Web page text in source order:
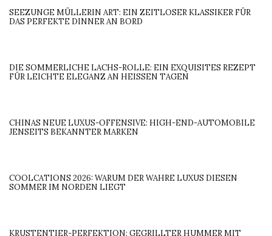
SEEZUNGE MÜLLERIN ART: EIN ZEITLOSER KLASSIKER FÜR
DAS PERFEKTE DINNER AN BORD
DIE SOMMERLICHE LACHS-ROLLE: EIN EXQUISITES REZEPT
FÜR LEICHTE ELEGANZ AN HEISSEN TAGEN
CHINAS NEUE LUXUS-OFFENSIVE: HIGH-END-AUTOMOBILE
JENSEITS BEKANNTER MARKEN
COOLCATIONS 2026: WARUM DER WAHRE LUXUS DIESEN
SOMMER IM NORDEN LIEGT
KRUSTENTIER-PERFEKTION: GEGRILLTER HUMMER MIT